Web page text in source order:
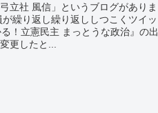
立社 風信」というブログがありま
繰り返し繰り返ししつこくツイッ
！立憲民主 まっとうな政治』の出
更したと...